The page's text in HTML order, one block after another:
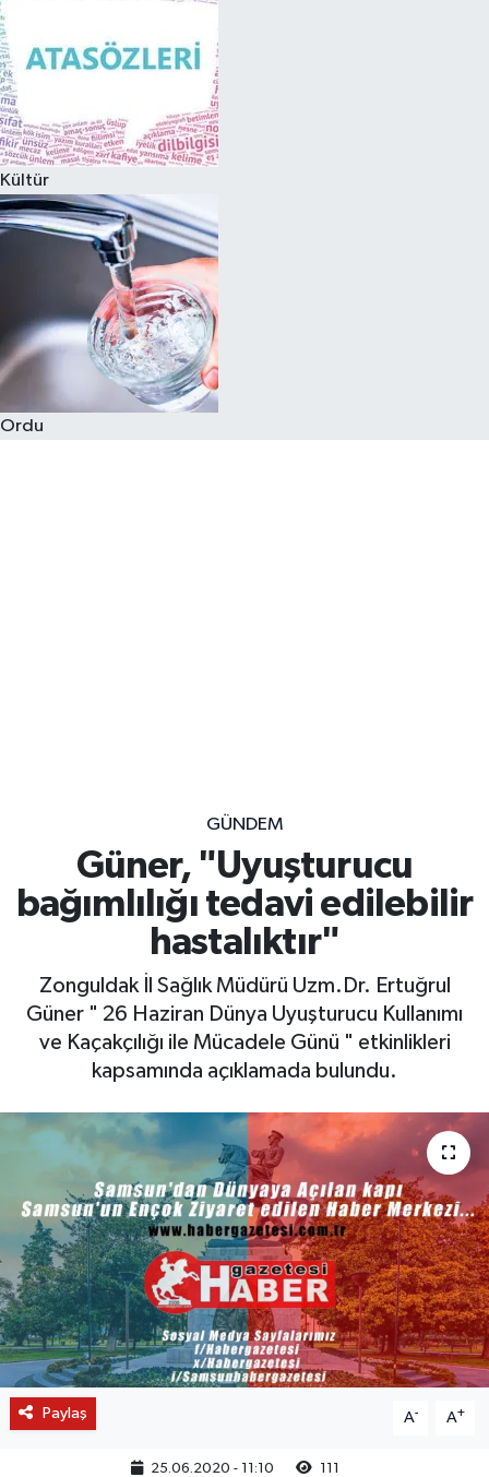
Kültür
Ordu
GÜNDEM
Güner, "Uyuşturucu
bağımlılığı tedavi edilebilir
hastalıktır"
Zonguldak İl Sağlık Müdürü Uzm.Dr. Ertuğrul
Güner " 26 Haziran Dünya Uyuşturucu Kullanımı
ve Kaçakçılığı ile Mücadele Günü " etkinlikleri
kapsamında açıklamada bulundu.
Paylaş A- A+
25.06.2020 - 11:10 111